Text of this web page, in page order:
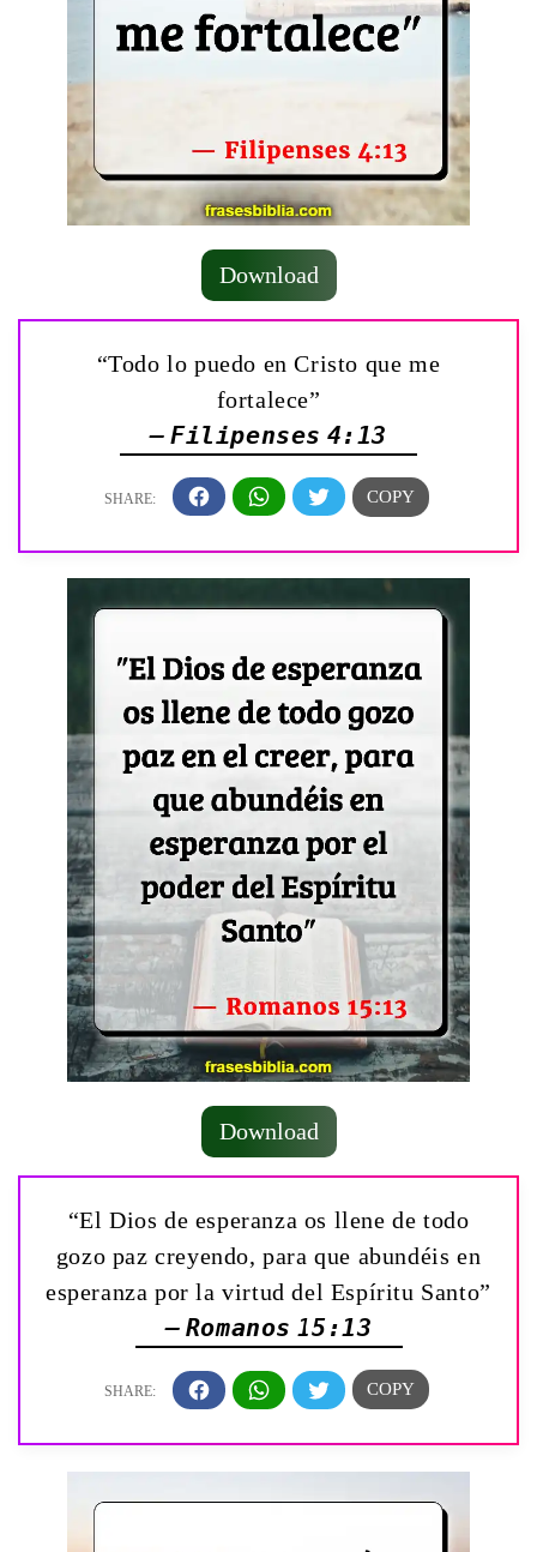
Download
“Todo lo puedo en Cristo que me
fortalece”
— Filipenses 4:13
Download
“El Dios de esperanza os llene de todo
gozo paz creyendo, para que abundéis en
esperanza por la virtud del Espíritu Santo”
— Romanos 15:13